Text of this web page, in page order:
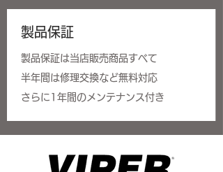
製品保証
製品保証は当店販売商品すべて
半年間は修理交換など無料対応
​さらに1年間のメンテナンス付き